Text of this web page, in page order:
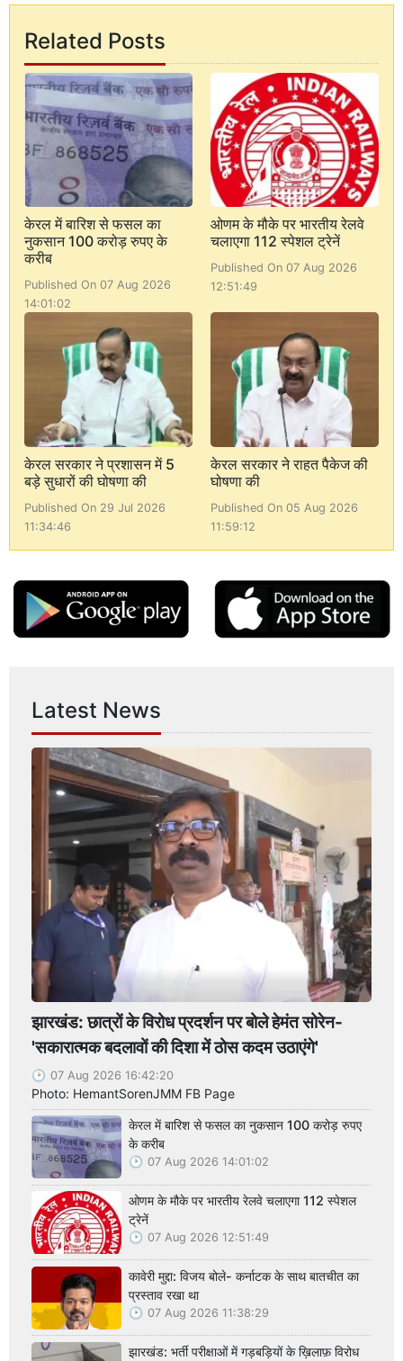
Related Posts
केरल में बारिश से फसल का
नुकसान 100 करोड़ रुपए के
करीब
Published On 07 Aug 2026
14:01:02
ओणम के मौके पर भारतीय रेलवे
चलाएगा 112 स्पेशल ट्रेनें
Published On 07 Aug 2026
12:51:49
केरल सरकार ने प्रशासन में 5
बड़े सुधारों की घोषणा की
Published On 29 Jul 2026
11:34:46
केरल सरकार ने राहत पैकेज की
घोषणा की
Published On 05 Aug 2026
11:59:12
Latest News
झारखंड: छात्रों के विरोध प्रदर्शन पर बोले हेमंत सोरेन-
'सकारात्मक बदलावों की दिशा में ठोस कदम उठाएंगे'
07 Aug 2026 16:42:20
Photo: HemantSorenJMM FB Page
केरल में बारिश से फसल का नुकसान 100 करोड़ रुपए
के करीब
07 Aug 2026 14:01:02
ओणम के मौके पर भारतीय रेलवे चलाएगा 112 स्पेशल
ट्रेनें
07 Aug 2026 12:51:49
कावेरी मुद्दा: विजय बोले- कर्नाटक के साथ बातचीत का
प्रस्ताव रखा था
07 Aug 2026 11:38:29
झारखंड: भर्ती परीक्षाओं में गड़बड़ियों के ख़िलाफ़ विरोध